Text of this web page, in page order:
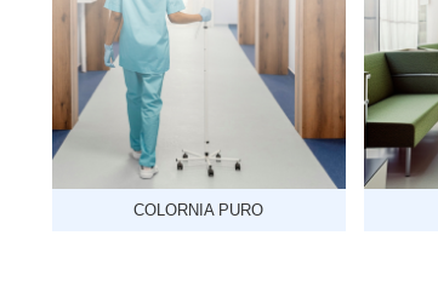
COLORNIA PURO